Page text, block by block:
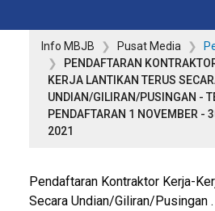
Info MBJB Pusat Media
PENDAFTARAN
KERJA LANTIKAN TERUS
UNDIAN/GILIRAN/PUSINGAN -
PENDAFTARAN 1 NOVEMBER -
2021
Pendaftaran Kontraktor Kerja-
Secara Undian/Giliran/Pusingan